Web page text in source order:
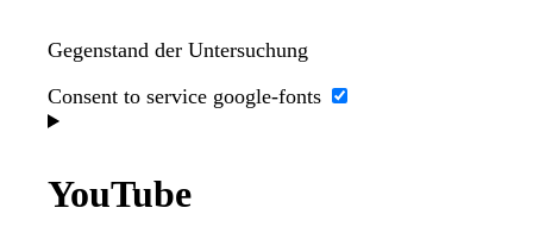
Gegenstand der Untersuchung
Consent to service google-fonts
YouTube